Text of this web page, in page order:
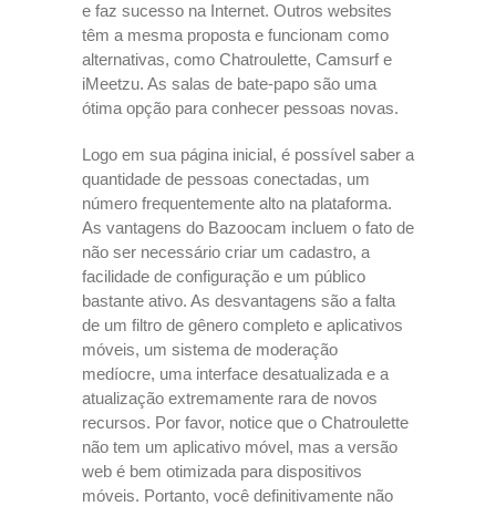
e faz sucesso na Internet. Outros websites
têm a mesma proposta e funcionam como
alternativas, como Chatroulette, Camsurf e
iMeetzu. As salas de bate-papo são uma
ótima opção para conhecer pessoas novas.
Logo em sua página inicial, é possível saber a
quantidade de pessoas conectadas, um
número frequentemente alto na plataforma.
As vantagens do Bazoocam incluem o fato de
não ser necessário criar um cadastro, a
facilidade de configuração e um público
bastante ativo. As desvantagens são a falta
de um filtro de gênero completo e aplicativos
móveis, um sistema de moderação
medíocre, uma interface desatualizada e a
atualização extremamente rara de novos
recursos. Por favor, notice que o Chatroulette
não tem um aplicativo móvel, mas a versão
web é bem otimizada para dispositivos
móveis. Portanto, você definitivamente não